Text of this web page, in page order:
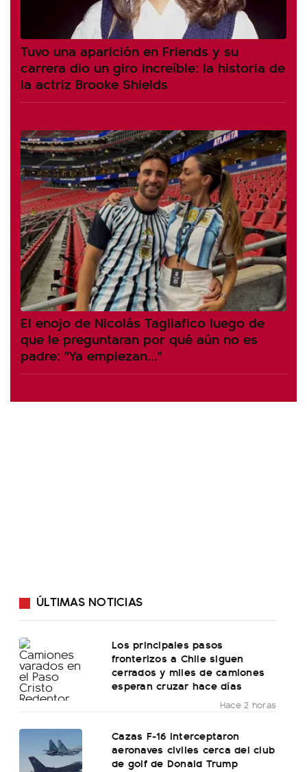
Tuvo una aparición en Friends y su
carrera dio un giro increíble: la historia de
la actriz Brooke Shields
El enojo de Nicolás Tagliafico luego de
que le preguntaran por qué aún no es
padre: "Ya empiezan..."
ÚLTIMAS NOTICIAS
Los principales pasos
fronterizos a Chile siguen
cerrados y miles de camiones
esperan cruzar hace días
Hace 2 horas
Cazas F-16 interceptaron
aeronaves civiles cerca del club
de golf de Donald Trump